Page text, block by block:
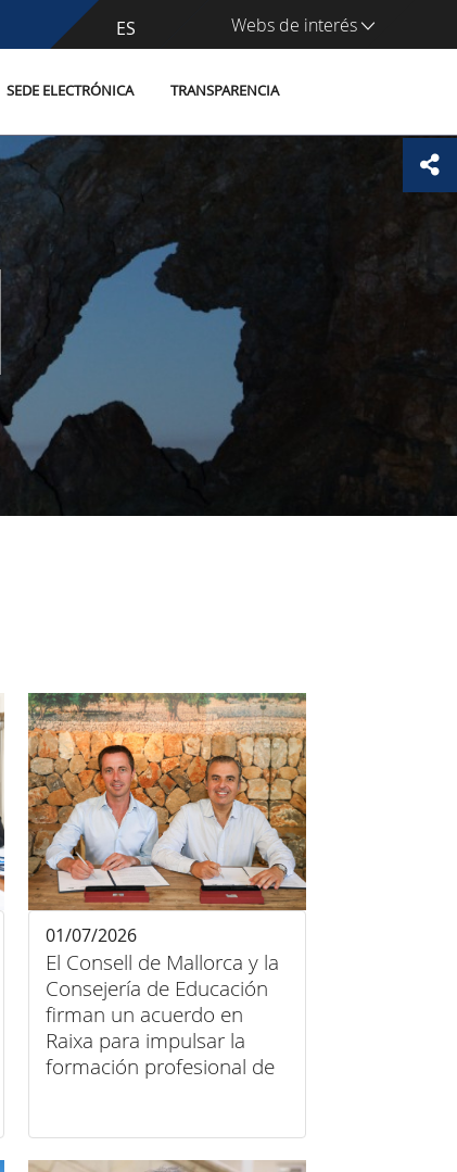
ES
CA Webs de interés
SEDE ELECTRÓNICA TRANSPARENCIA
El Consell de Mallorca y la
Consejería de Educación
firman un acuerdo en
Raixa para impulsar la
formación profesional de
01/07/2026